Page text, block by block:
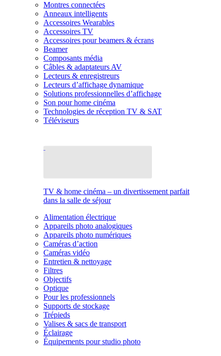
Montres connectées
Anneaux intelligents
Accessoires Wearables
Accessoires TV
Accessoires pour beamers & écrans
Beamer
Composants média
Câbles & adaptateurs AV
Lecteurs & enregistreurs
Lecteurs d’affichage dynamique
Solutions professionnelles d’affichage
Son pour home cinéma
Technologies de réception TV & SAT
Téléviseurs
TV & home cinéma – un divertissement parfait
dans la salle de séjour
Alimentation électrique
Appareils photo analogiques
Appareils photo numériques
Caméras d’action
Caméras vidéo
Entretien & nettoyage
Filtres
Objectifs
Optique
Pour les professionnels
Supports de stockage
Trépieds
Valises & sacs de transport
Éclairage
Équipements pour studio photo